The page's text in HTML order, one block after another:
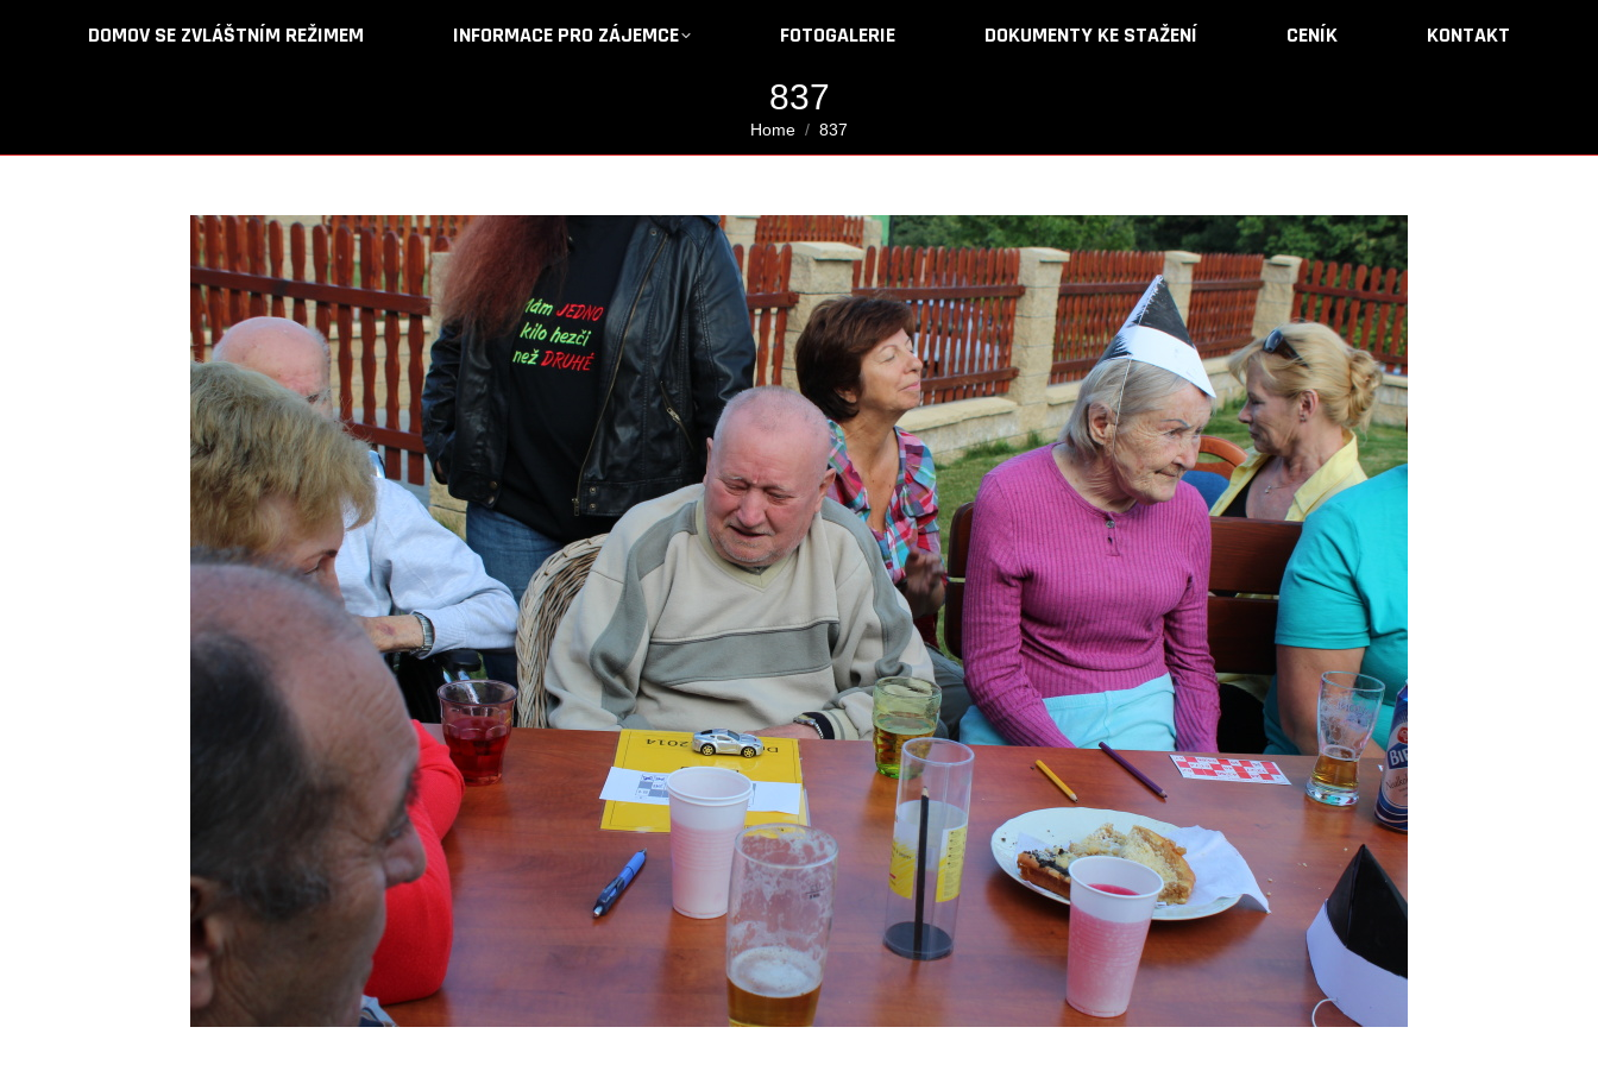
DOMOV SE ZVLÁŠTNÍM REŽIMEM INFORMACE PRO ZÁJEMCE FOTOGALERIE DOKUMENTY KE STAŽENÍ CENÍK KONTAKT
837
You are here:
Home 837
DOMOV SE ZVLÁŠTNÍM REŽIMEM INFORMACE PRO ZÁJEMCE FOTOGALERIE DOKUMENTY KE STAŽENÍ CENÍK KONTAKT